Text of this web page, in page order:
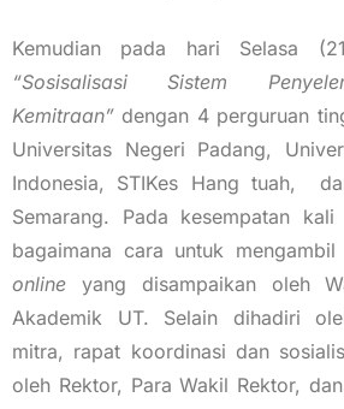
Kemudian pada hari Selasa
“Sosisalisasi Sistem
Kemitraan” dengan 4 perguruan
Universitas Negeri Padang,
Indonesia, STIKes Hang tuah,
Semarang. Pada kesempatan
bagaimana cara untuk
online yang disampaikan oleh
Akademik UT. Selain dihadiri
mitra, rapat koordinasi dan
oleh Rektor, Para Wakil Rektor,